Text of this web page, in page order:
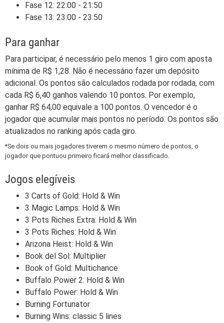
Fase 12: 22:00 - 21:50
Fase 13: 23:00 - 23:50
Para ganhar
Para participar, é necessário pelo menos 1 giro com aposta
mínima de R$ 1,28. Não é necessário fazer um depósito
adicional. Os pontos são calculados rodada por rodada, com
cada R$ 6,40 ganhos valendo 10 pontos. Por exemplo,
ganhar R$ 64,00 equivale a 100 pontos. O vencedor é o
jogador que acumular mais pontos no período. Os pontos são
atualizados no ranking após cada giro.
*Se dois ou mais jogadores tiverem o mesmo número de pontos, o
jogador que pontuou primeiro ficará melhor classificado.
Jogos elegíveis
3 Carts of Gold: Hold & Win
3 Magic Lamps: Hold & Win
3 Pots Riches Extra: Hold & Win
3 Pots Riches: Hold & Win
Arizona Heist: Hold & Win
Book del Sol: Multiplier
Book of Gold: Multichance
Buffalo Power 2: Hold & Win
Buffalo Power: Hold & Win
Burning Fortunator
Burning Wins: classic 5 lines